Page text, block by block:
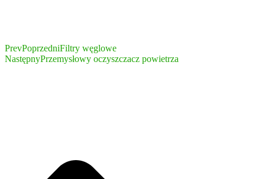
PrevPoprzedniFiltry węglowe
NastępnyPrzemysłowy oczyszczacz powietrza